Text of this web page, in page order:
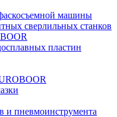
машины
сверлильных станков
пластин
и пневмоинструмента